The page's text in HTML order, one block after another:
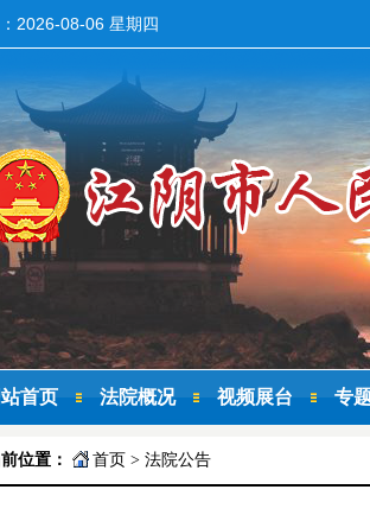
2026-08-06 星期四
首页 法院概况 视频展台 专
位置： 首页 > 法院公告